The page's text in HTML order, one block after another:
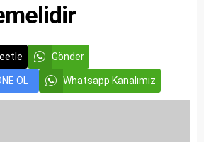
Gönder
OL Whatsapp Kanalımız